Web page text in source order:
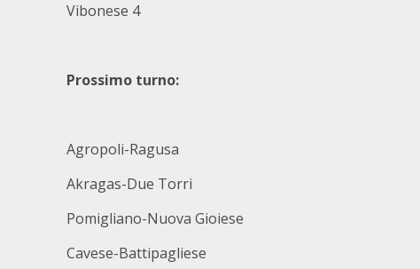
Vibonese 4
Prossimo turno:
Agropoli-Ragusa
Akragas-Due Torri
Pomigliano-Nuova Gioiese
Cavese-Battipagliese